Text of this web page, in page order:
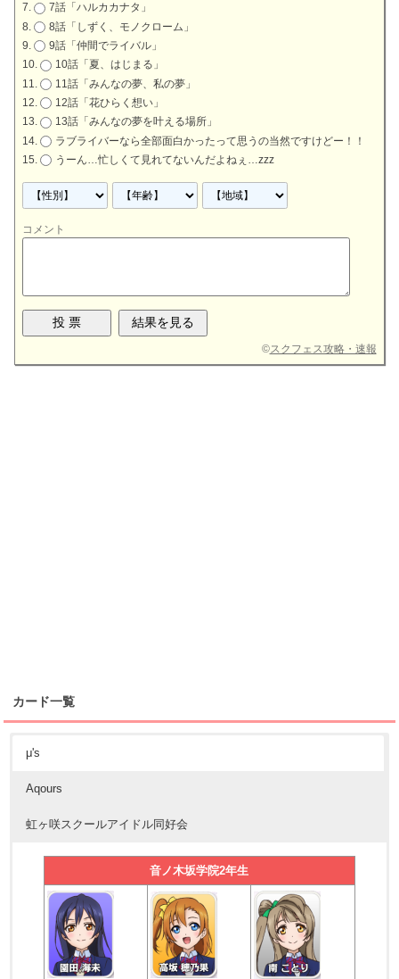
7話「ハルカカナタ」
8話「しずく、モノクローム」
9話「仲間でライバル」
10話「夏、はじまる」
11話「みんなの夢、私の夢」
12話「花ひらく想い」
13話「みんなの夢を叶える場所」
ラブライバーなら全部面白かったって思うの当然ですけどー！！
うーん…忙しくて見れてないんだよねぇ…zzz
コメント
©スクフェス攻略・速報
カード一覧
μ's
Aqours
虹ヶ咲スクールアイドル同好会
音ノ木坂学院2年生